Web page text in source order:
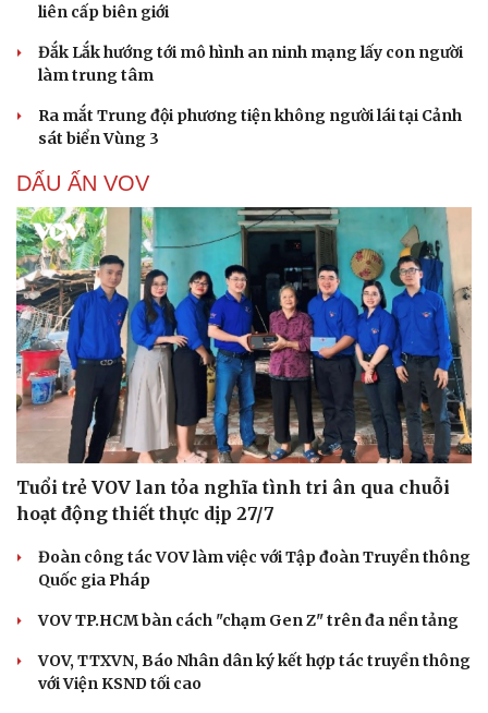
liên cấp biên giới
Đắk Lắk hướng tới mô hình an ninh mạng lấy con người
làm trung tâm
Ra mắt Trung đội phương tiện không người lái tại Cảnh
sát biển Vùng 3
DẤU ẤN VOV
Tuổi trẻ VOV lan tỏa nghĩa tình tri ân qua chuỗi
hoạt động thiết thực dịp 27/7
Đoàn công tác VOV làm việc với Tập đoàn Truyền thông
Quốc gia Pháp
VOV TP.HCM bàn cách "chạm Gen Z" trên đa nền tảng
VOV, TTXVN, Báo Nhân dân ký kết hợp tác truyền thông
với Viện KSND tối cao